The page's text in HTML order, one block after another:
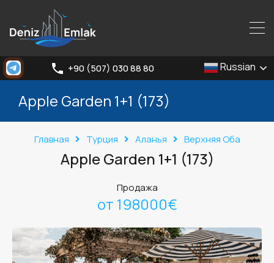
+90 (507) 030 88 80 Russian
Apple Garden 1+1 (173)
Главная Турция Аланья Верхняя Оба
Apple Garden 1+1 (173)
Продажа
от 198000€